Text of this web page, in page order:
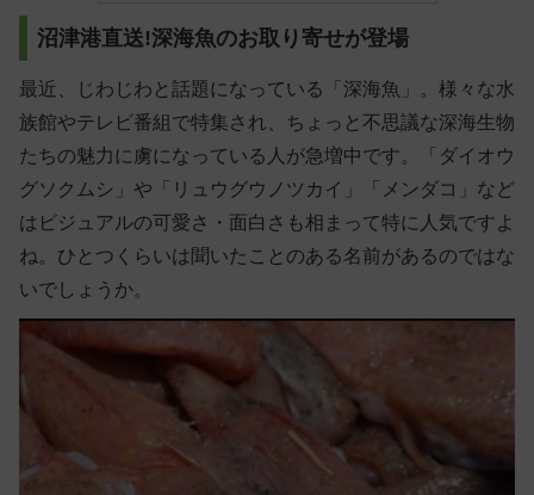
沼津港直送!深海魚のお取り寄せが登場
最近、じわじわと話題になっている「深海魚」。様々な水
族館やテレビ番組で特集され、ちょっと不思議な深海生物
たちの魅力に虜になっている人が急増中です。「ダイオウ
グソクムシ」や「リュウグウノツカイ」「メンダコ」など
はビジュアルの可愛さ・面白さも相まって特に人気ですよ
ね。ひとつくらいは聞いたことのある名前があるのではな
いでしょうか。